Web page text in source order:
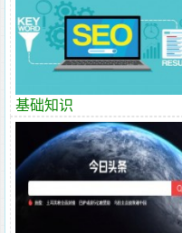
基础知识